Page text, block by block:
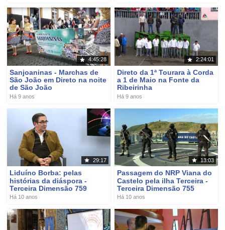
4:45:28
Sanjoaninas - Marchas de
São João em Direto na noite
de São João
Há 9 anos
2:24:01
Direto da 1ª Tourara à Corda
a 1 de Maio na Fonte da
Ribeirinha
Há 9 anos
29:17
Liduíno Borba: pelas
histórias da diáspora -
Terceira Dimensão 759
Há 10 anos
13:03
Passagem do NRP Viana do
Castelo pela ilha Terceira -
Terceira Dimensão 755
Há 10 anos